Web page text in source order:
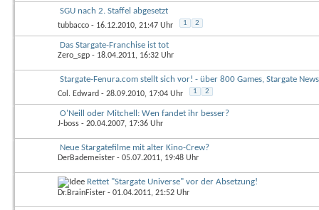
SGU nach 2. Staffel abgesetzt
tubbacco - 16.12.2010, 21:47 Uhr 1 2
Das Stargate-Franchise ist tot
Zero_sgp - 18.04.2011, 16:32 Uhr
Stargate-Fenura.com stellt sich vor! - über 800 Games, Stargate
Col. Edward - 28.09.2010, 17:04 Uhr 1 2
O'Neill oder Mitchell: Wen fandet ihr besser?
J-boss - 20.04.2007, 17:36 Uhr
Neue Stargatefilme mit alter Kino-Crew?
DerBademeister - 05.07.2011, 19:48 Uhr
Rettet "Stargate Universe" vor der Absetzung!
Dr.BrainFister - 01.04.2011, 21:52 Uhr